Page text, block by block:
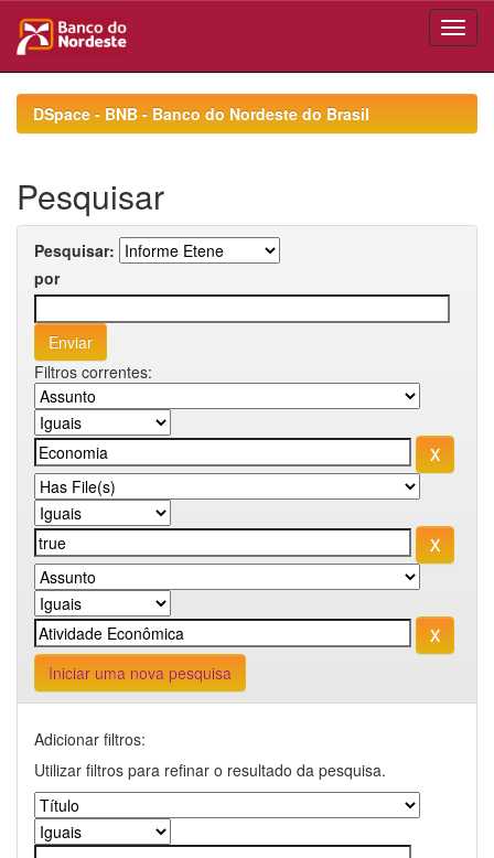
navigationDSpace - BNB - Banco do Nordeste do Brasil
Pesquisar
Pesquisar:
por
Filtros correntes:
Iniciar uma nova pesquisa
Adicionar filtros:
Utilizar filtros para refinar o resultado da pesquisa.